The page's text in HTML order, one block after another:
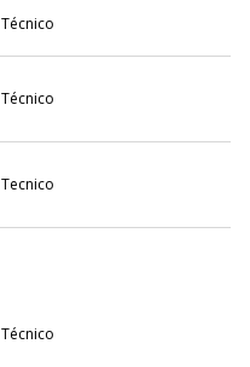
Técnico
Técnico
Tecnico
Técnico